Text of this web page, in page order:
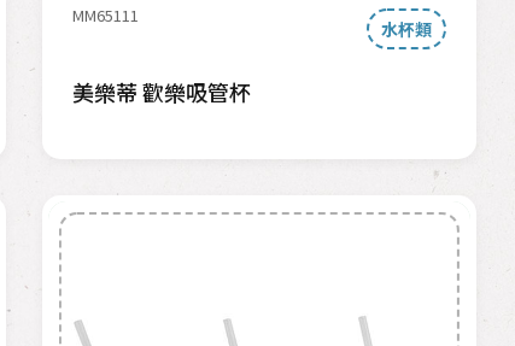
MM65111
水杯類
美樂蒂 歡樂吸管杯